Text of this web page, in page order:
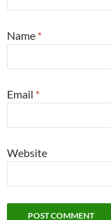
Name *
Email *
Website